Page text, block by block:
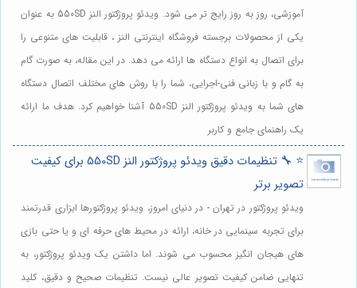
آموزشی، روز به روز رایج تر می شود. ویدئو پروژکتور النز 550SD به عنوان
یکی از محصولات برجسته فروشگاه اینترنتی النز ، قابلیت های متنوعی را
برای اتصال به انواع دستگاه ها ارائه می دهد. در این مقاله، به صورت گام
به گام و با زبانی فنی-اجرایی، شما را با روش های مختلف اتصال دستگاه
های شما به ویدئو پروژکتور النز 550SD آشنا خواهیم کرد. هدف ما ارائه
یک راهنمای جامع و کاربر
⭐️ 🔧 تنظیمات دقیق ویدئو پروژکتور النز 550SD برای کیفیت
تصویر برتر
ویدئو پروژکتور در تهران - در دنیای امروز، ویدئو پروژکتورها ابزاری قدرتمند
برای تجربه سینمایی در خانه، ارائه در محیط های حرفه ای و یا حتی بازی
های هیجان انگیز محسوب می شوند. اما داشتن یک ویدئو پروژکتور، به
تنهایی ضامن کیفیت تصویر عالی نیست. تنظیمات صحیح و دقیق، کلید